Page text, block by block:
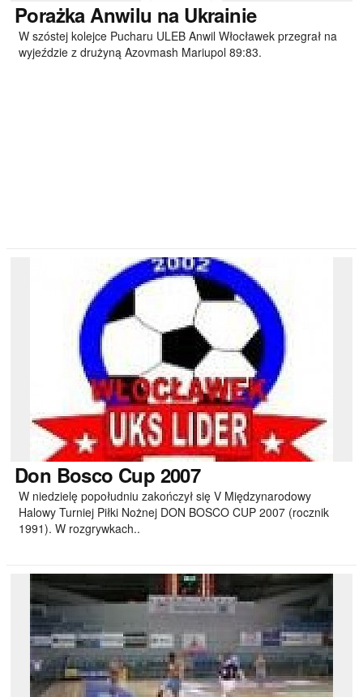
PorażkaAnwilu na Ukrainie
W szóstej kolejce Pucharu ULEB Anwil Włocławek przegrał na
wyjeździe z drużyną Azovmash Mariupol 89:83.
Don Bosco Cup 2007
W niedzielę popołudniu zakończył się V Międzynarodowy
Halowy Turniej Piłki Nożnej DON BOSCO CUP 2007 (rocznik
1991). W rozgrywkach..